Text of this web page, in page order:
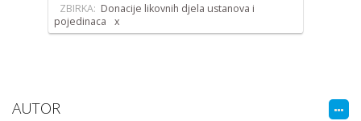
ZBIRKA: Donacije likovnih djela ustanova i
pojedinaca
AUTOR